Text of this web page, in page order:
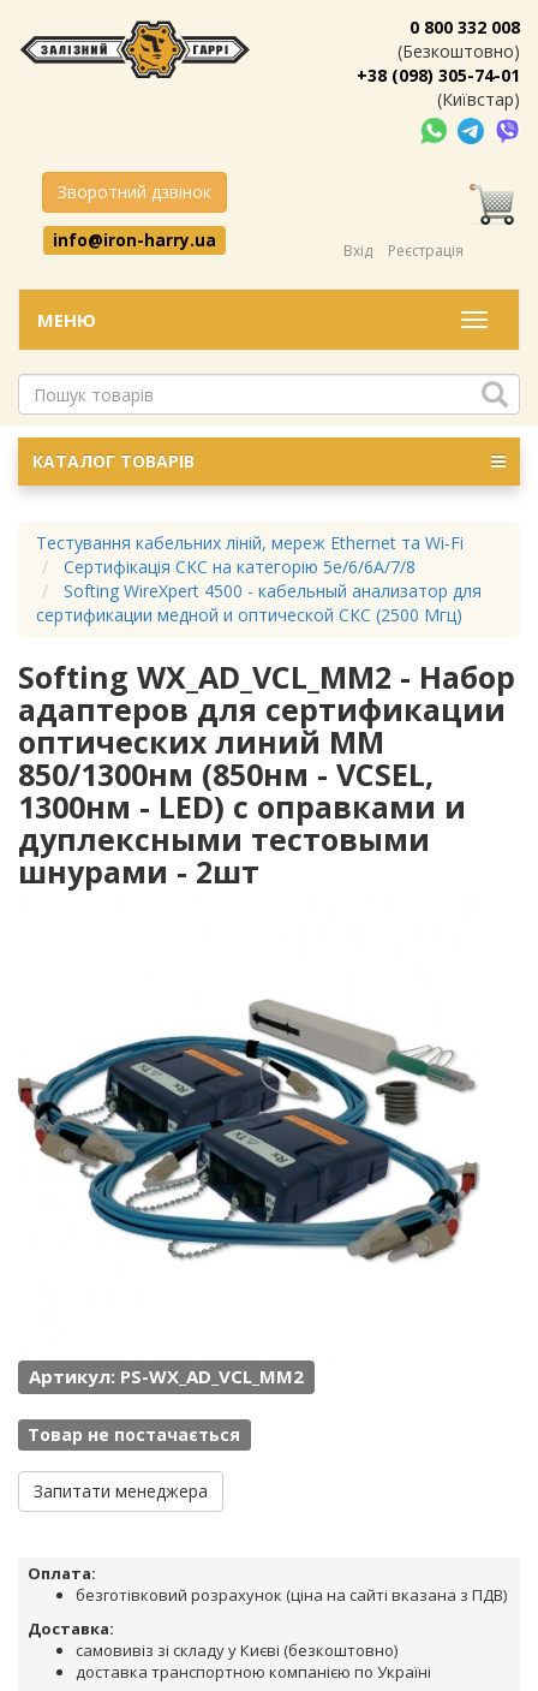
0 800 332 008
(Безкоштовно)
+38 (098) 305-74-01
(Київстар)
Зворотний дзвінок
info@iron-harry.ua
Вхід Реєстрація
Меню
МЕНЮ
КАТАЛОГ ТОВАРІВ
Тестування кабельних ліній, мереж Ethernet та Wi-Fi
Сертифікація СКС на категорію 5e/6/6A/7/8
Softing WireXpert 4500 - кабельный анализатор для
сертификации медной и оптической СКС (2500 Мгц)
Softing WX_AD_VCL_MM2 - Набор
адаптеров для сертификации
оптических линий MM
850/1300нм (850нм - VCSEL,
1300нм - LED) с оправками и
дуплексными тестовыми
шнурами - 2шт
Артикул: PS-WX_AD_VCL_MM2
Товар не постачається
Запитати менеджера
Оплата:
безготівковий розрахунок (ціна на сайті вказана з ПДВ)
Доставка:
самовивіз зі складу у Києві (безкоштовно)
доставка транспортною компанією по Україні